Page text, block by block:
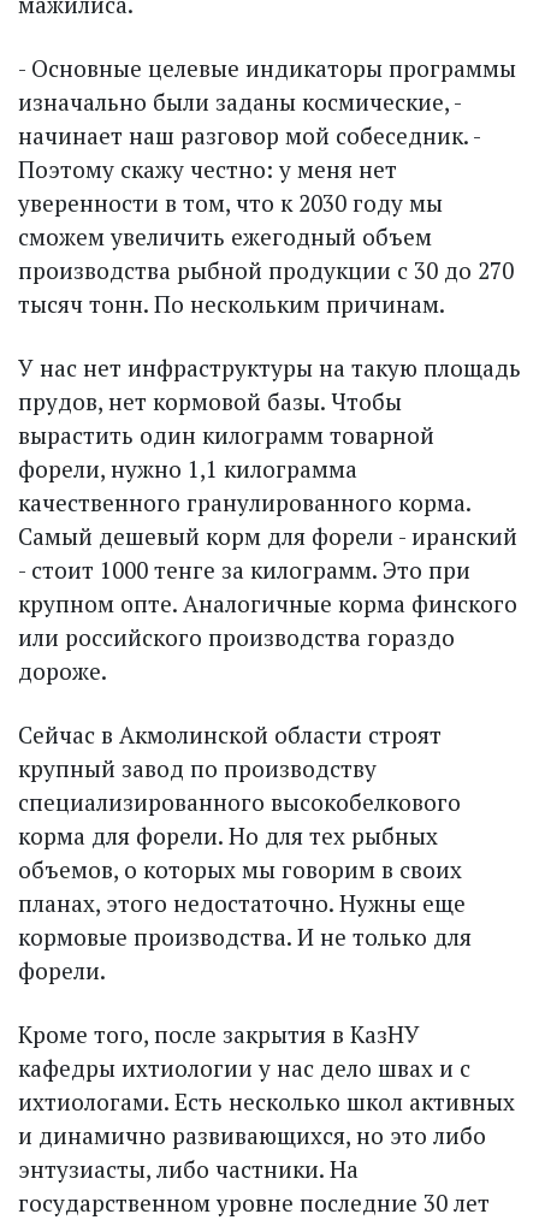
- Основные целевые индикаторы программы
изначально были заданы космические, -
начинает наш разговор мой собеседник. -
Поэтому скажу честно: у меня нет
уверенности в том, что к 2030 году мы
сможем увеличить ежегодный объем
производства рыбной продукции с 30 до 270
тысяч тонн. По нескольким причинам.
У нас нет инфраструктуры на такую площадь
прудов, нет кормовой базы. Чтобы
вырастить один килограмм товарной
форели, нужно 1,1 килограмма
качественного гранулированного корма.
Самый дешевый корм для форели - иранский
- стоит 1000 тенге за кило­грамм. Это при
крупном опте. Аналогичные корма финского
или российского производства гораздо
дороже.
Сейчас в Акмолинской области строят
крупный завод по производству
специализированного высокобелкового
корма для форели. Но для тех рыбных
объемов, о которых мы говорим в своих
планах, этого недостаточно. Нужны еще
кормовые производства. И не только для
форели.
Кроме того, после закрытия в КазНУ
кафедры ихтиологии у нас дело швах и с
ихтиологами. Есть несколько школ активных
и динамично развивающихся, но это либо
энтузиасты, либо частники. На
государственном уровне последние 30 лет